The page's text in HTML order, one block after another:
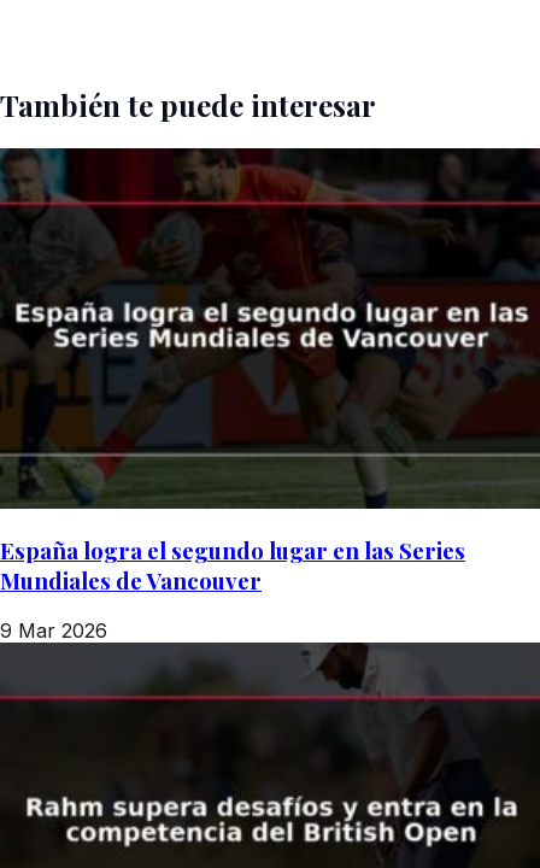
También te puede interesar
España logra el segundo lugar en las Series
Mundiales de Vancouver
9 Mar 2026